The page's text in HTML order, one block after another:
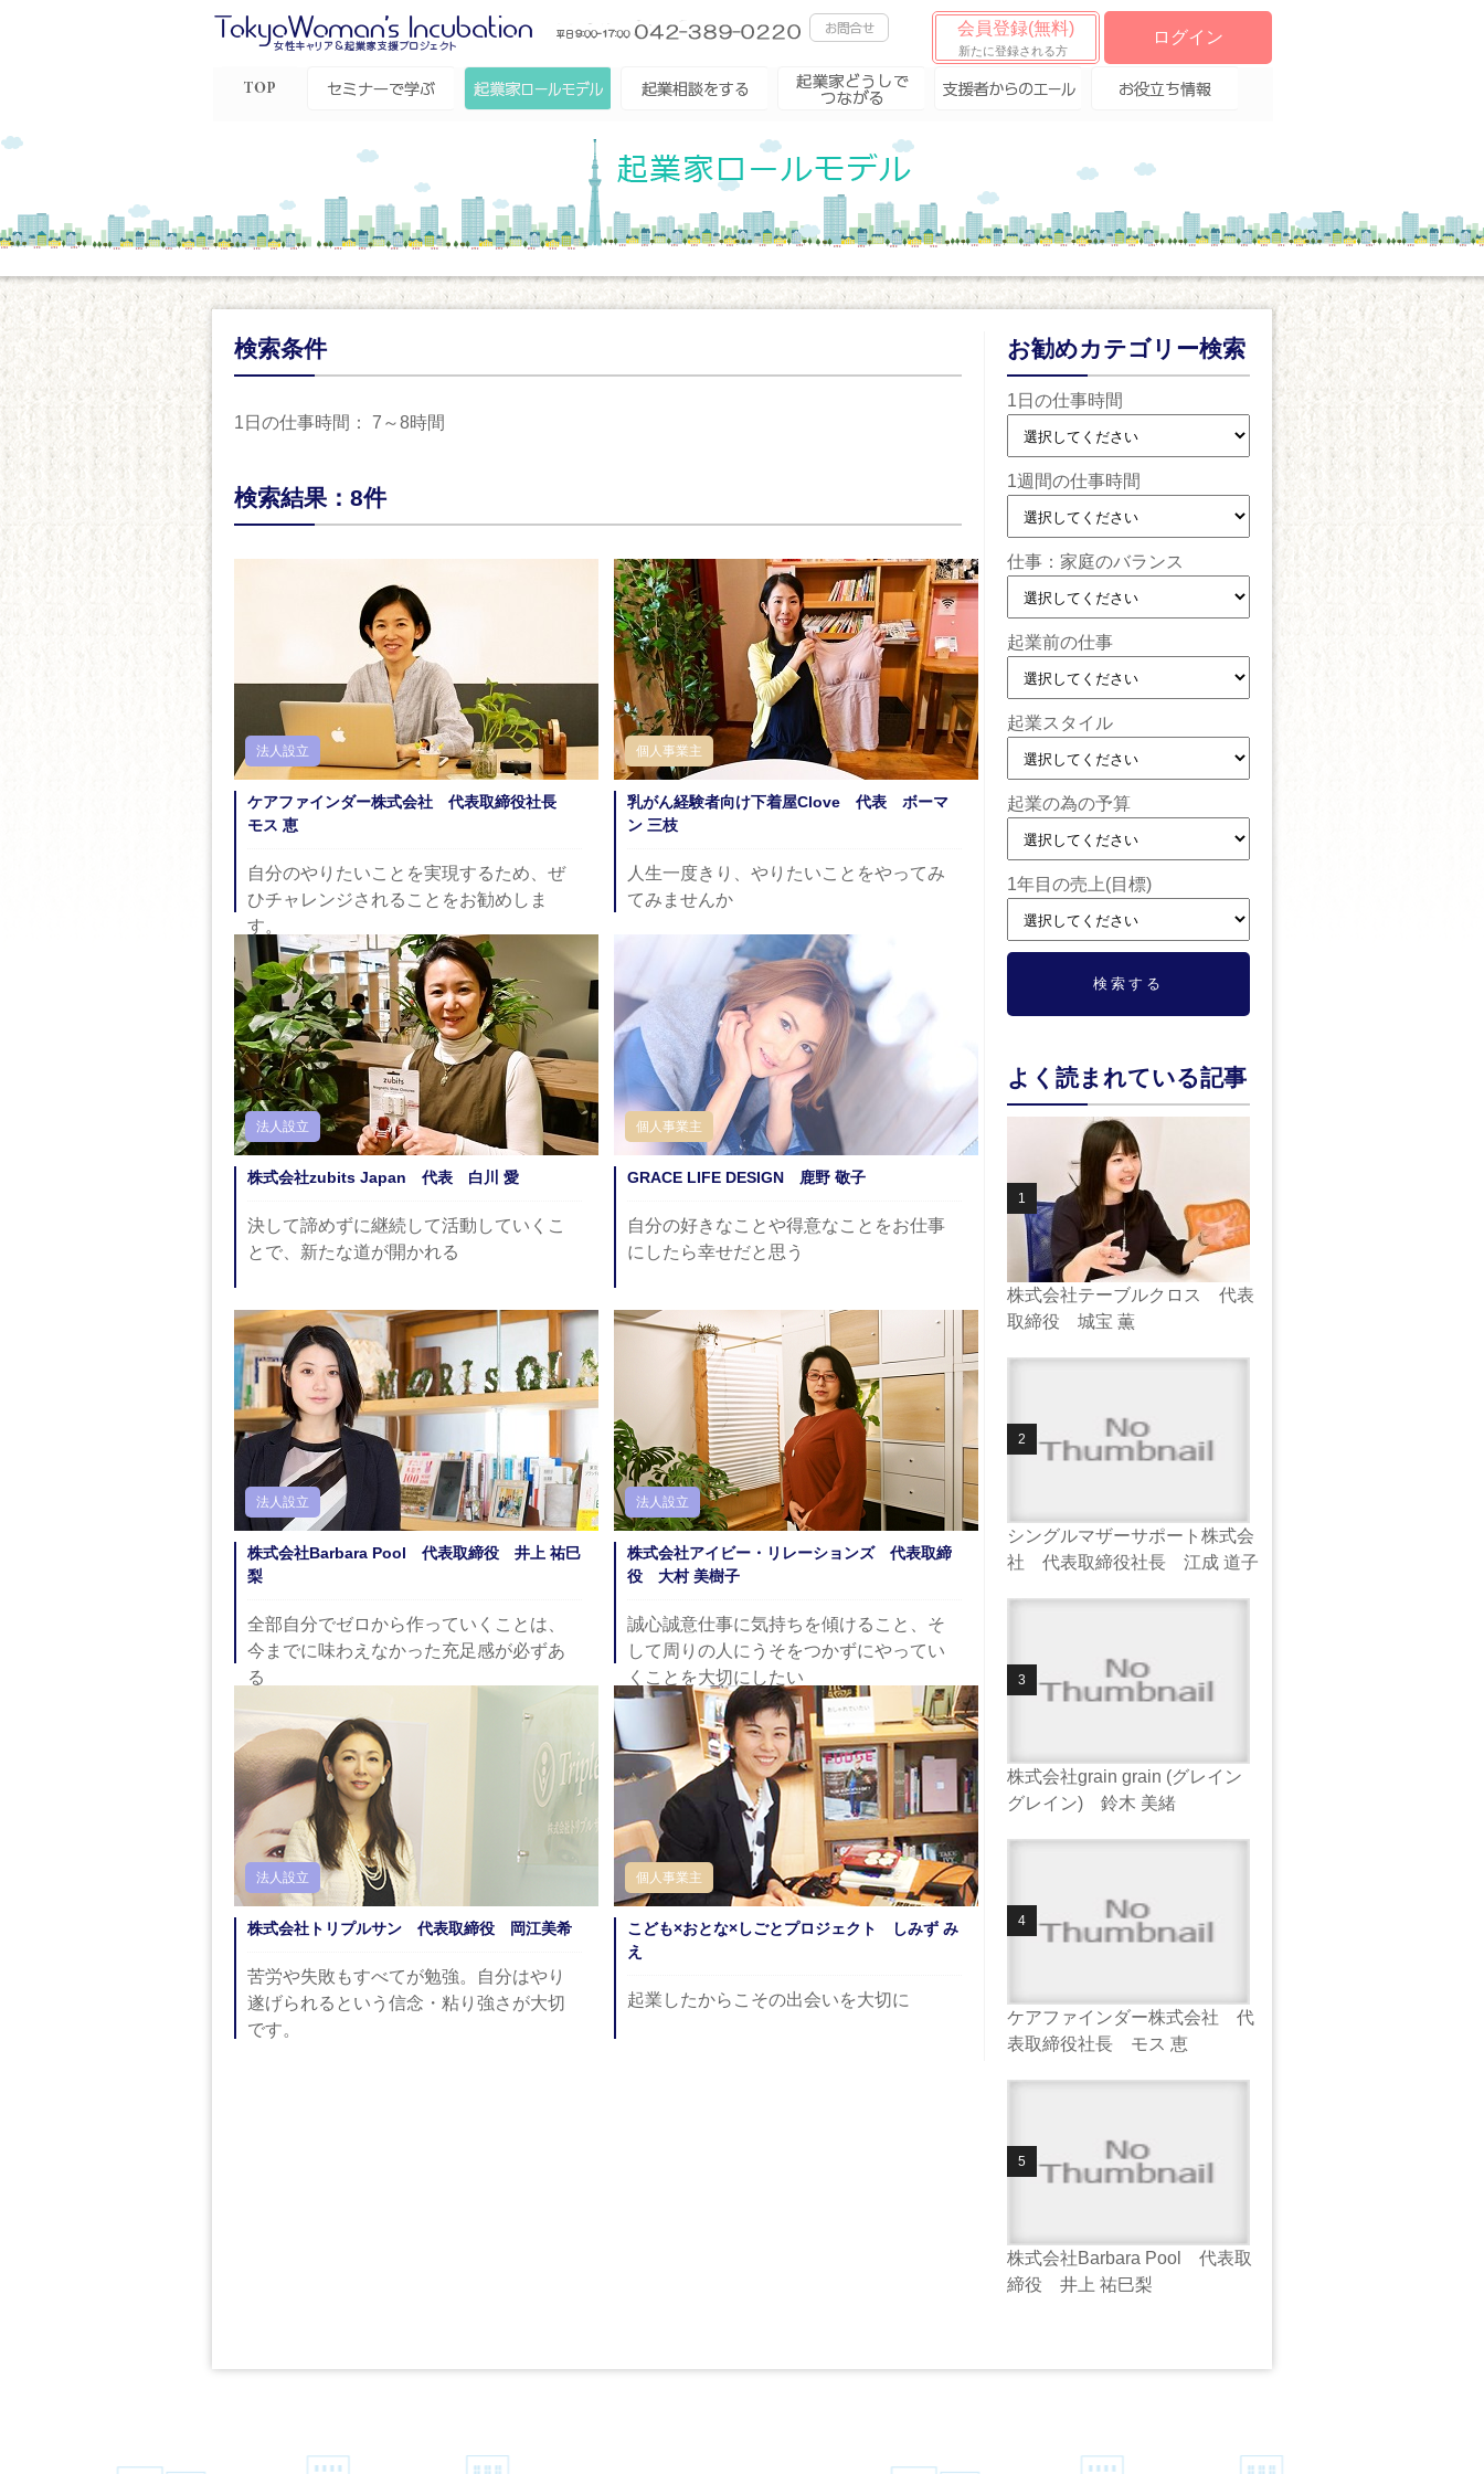
会員登録(無料)
新たに登録される方
ログイン
つながる
検索条件
1日の仕事時間： 7～8時間
検索結果：8件
法人設立
ケアファインダー株式会社 代表取締役社長
モス 恵
自分のやりたいことを実現するため、ぜ
ひチャレンジされることをお勧めしま
す。
個人事業主
乳がん経験者向け下着屋Clove 代表 ボーマ
ン 三枝
人生一度きり、やりたいことをやってみ
てみませんか
法人設立
株式会社zubits Japan 代表 白川 愛
決して諦めずに継続して活動していくこ
とで、新たな道が開かれる
個人事業主
GRACE LIFE DESIGN 鹿野 敬子
自分の好きなことや得意なことをお仕事
にしたら幸せだと思う
法人設立
株式会社Barbara Pool 代表取締役 井上 祐巳
梨
全部自分でゼロから作っていくことは、
今までに味わえなかった充足感が必ずあ
る
法人設立
株式会社アイビー・リレーションズ 代表取締
役 大村 美樹子
誠心誠意仕事に気持ちを傾けること、そ
して周りの人にうそをつかずにやってい
くことを大切にしたい
法人設立
株式会社トリプルサン 代表取締役 岡江美希
苦労や失敗もすべてが勉強。自分はやり
遂げられるという信念・粘り強さが大切
です。
個人事業主
こども×おとな×しごとプロジェクト しみず み
え
起業したからこその出会いを大切に
お勧めカテゴリー検索
1日の仕事時間
1週間の仕事時間
仕事：家庭のバランス
起業前の仕事
起業スタイル
起業の為の予算
1年目の売上(目標)
よく読まれている記事
株式会社テーブルクロス 代表
取締役 城宝 薫
シングルマザーサポート株式会
社 代表取締役社長 江成 道子
株式会社grain grain (グレイン
グレイン) 鈴木 美緒
ケアファインダー株式会社 代
表取締役社長 モス 恵
株式会社Barbara Pool 代表取
締役 井上 祐巳梨